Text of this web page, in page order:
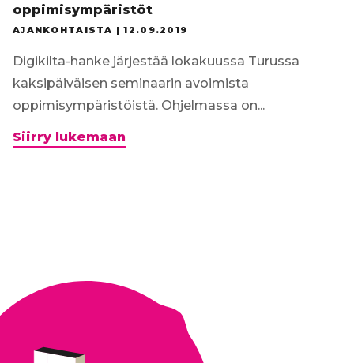
oppimisympäristöt
AJANKOHTAISTA |12.09.2019
Digikilta-hanke järjestää lokakuussa Turussa
kaksipäiväisen seminaarin avoimista
oppimisympäristöistä. Ohjelmassa on...
Siirry lukemaan